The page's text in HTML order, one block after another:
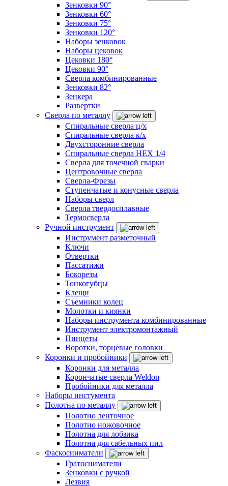
Зенковки 90°
Зенковки 60°
Зенковки 75°
Зенковки 120°
Наборы зенковок
Наборы цековок
Цековки 180°
Цековки 90°
Сверла комбинированные
Зенковки 82°
Зенкера
Развертки
Сверла по металлу
Спиральные сверла ц/х
Спиральные сверла к/х
Двухсторонние сверла
Спиральные сверла HEX 1/4
Сверла для точечной сварки
Центровочные сверла
Сверла-Фрезы
Ступенчатые и конусные сверла
Наборы сверл
Сверла твердосплавные
Термосверла
Ручной инструмент
Инструмент разметочный
Ключи
Отвертки
Пассатижи
Бокорезы
Тонкогубцы
Клещи
Съемники колец
Молотки и киянки
Наборы инструмента комбинированные
Инструмент электромонтажный
Пинцеты
Воротки, торцевые головки
Коронки и пробойники
Коронки для металла
Корончатые сверла Weldon
Пробойники для металла
Наборы инстумента
Полотна по металлу
Полотно ленточное
Полотно ножовочное
Полотна для лобзика
Полотна для сабельных пил
Фаскосниматели
Гратосниматели
Зенковки с ручкой
Лезвия